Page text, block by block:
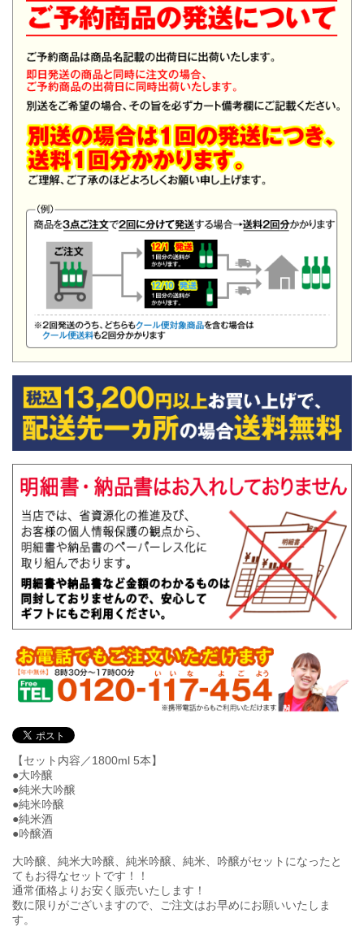
【セット内容／1800ml 5本】
●大吟醸
●純米大吟醸
●純米吟醸
●純米酒
●吟醸酒
大吟醸、純米大吟醸、純米吟醸、純米、吟醸がセットになったと
てもお得なセットです！！
通常価格よりお安く販売いたします！
数に限りがございますので、ご注文はお早めにお願いいたしま
す。